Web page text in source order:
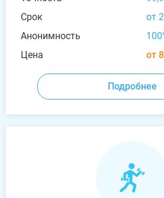
Срок
от
Анонимность
Цена
от
Подробнее